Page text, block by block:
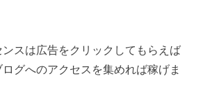
スは広告をクリックしてもらえば
グへのアクセスを集めれば稼げま